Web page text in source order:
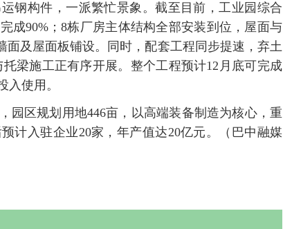
钢构件，一派繁忙景象。截至目前，工业园综合
成90%；8栋厂房主体结构全部安装到位，屋面与
面及屋面板铺设。同时，配套工程同步提速，弃土
梁施工正有序开展。整个工程预计12月底可完成
使用。
园区规划用地446亩，以高端装备制造为核心，重
计入驻企业20家，年产值达20亿元。（巴中融媒